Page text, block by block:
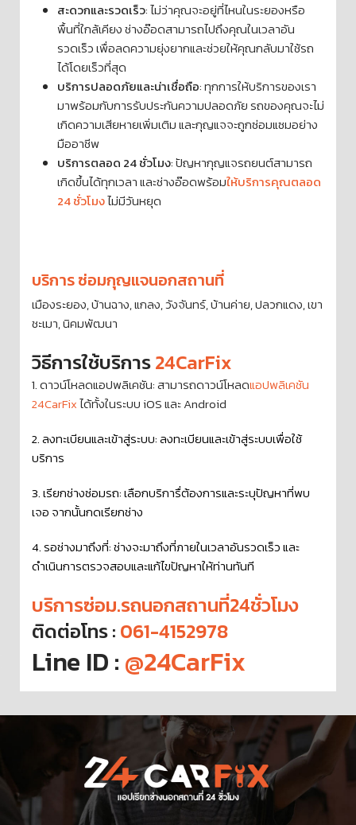
สะดวกและรวดเร็ว: ไม่ว่าคุณจะอยู่ที่ไหนในระยองหรือ
พื้นที่ใกล้เคียง ช่างอ๊อดสามารถไปถึงคุณในเวลาอัน
รวดเร็ว เพื่อลดความยุ่งยากและช่วยให้คุณกลับมาใช้รถ
ได้โดยเร็วที่สุด
บริการปลอดภัยและน่าเชื่อถือ: ทุกการให้บริการของเรา
มาพร้อมกับการรับประกันความปลอดภัย รถของคุณจะไม่
เกิดความเสียหายเพิ่มเติม และกุญแจจะถูกซ่อมแซมอย่าง
มืออาชีพ
บริการตลอด 24 ชั่วโมง: ปัญหากุญแจรถยนต์สามารถ
เกิดขึ้นได้ทุกเวลา และช่างอ๊อดพร้อมให้บริการคุณตลอด
24 ชั่วโมงไม่มีวันหยุด
บริการ ซ่อมกุญแจนอกสถานที่
เมืองระยอง, บ้านฉาง, แกลง, วังจันทร์, บ้านค่าย, ปลวกแดง, เขา
ชะเมา, นิคมพัฒนา
วิธีการใช้บริการ24CarFix
1. ดาวน์โหลดแอปพลิเคชัน: สามารถดาวน์โหลดแอปพลิเคชัน
24CarFixได้ทั้งในระบบ iOS และ Android
2. ลงทะเบียนและเข้าสู่ระบบ: ลงทะเบียนและเข้าสู่ระบบเพื่อใช้
บริการ
3. เรียกช่างซ่อมรถ: เลือกบริการื่ต้องการและระบุปัญหาที่พบ
เจอ จากนั้นกดเรียกช่าง
4. รอช่างมาถึงที่: ช่างจะมาถึงที่ภายในเวลาอันรวดเร็ว และ
ดำเนินการตรวจสอบและแก้ไขปัญหาให้ท่านทันที
บริการซ่อม.รถนอกสถานที่24ชั่วโมง
ติดต่อโทร : 061-4152978
Line ID :@24CarFix